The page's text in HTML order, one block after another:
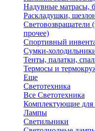
Надувные матрасы,
Раскладушки,
Световозвращатели
прочее)
Спортивный
Сумки-
Тенты, палатки,
Термосы и
Еще
Светотехника
Все Светотехника
Комплектующие для
Лампы
Светильники